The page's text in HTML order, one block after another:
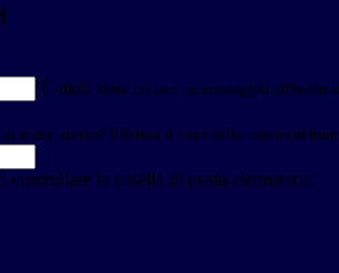
E-mail Verrà inviato un messaggio
nome utente? Effettua il reset della password
controllare la casella di posta elettronica!